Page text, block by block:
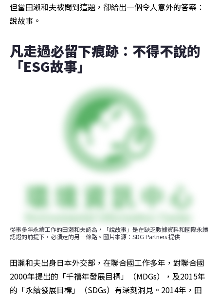
但當田瀨和夫被問到這題，卻給出一個令人意外的答案：
說故事。
凡走過必留下痕跡：不得不說的
「ESG故事」
從事多年永續工作的田瀨和夫認為，「說故事」是在缺乏數據資料和國際永續
認證的前提下，必須走的另一條路。圖片來源：SDG Partners 提供
田瀨和夫出身日本外交部，在聯合國工作多年，對聯合國
2000年提出的「千禧年發展目標」（MDGs），及2015年
的「永續發展目標」（SDGs）有深刻洞見。2014年，田